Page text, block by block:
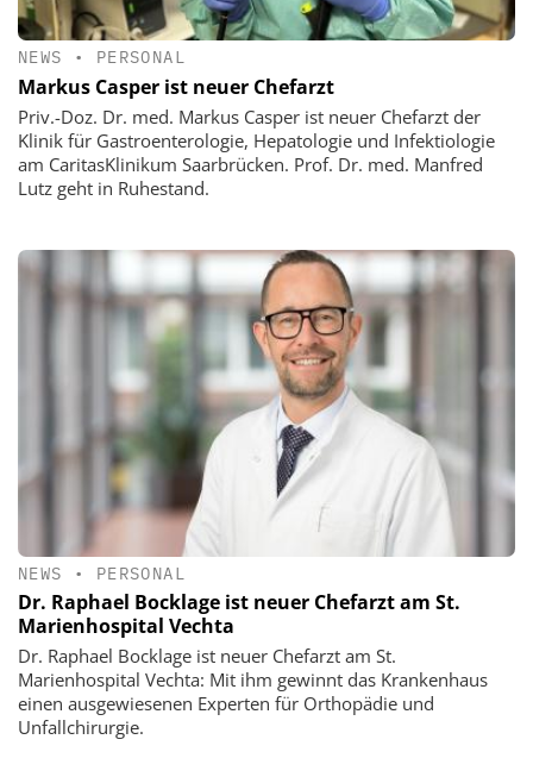
NEWS • PERSONAL
Markus Casper ist neuer Chefarzt
Priv.-Doz. Dr. med. Markus Casper ist neuer Chefarzt der
Klinik für Gastroenterologie, Hepatologie und Infektiologie
am CaritasKlinikum Saarbrücken. Prof. Dr. med. Manfred
Lutz geht in Ruhestand.
NEWS • PERSONAL
Dr. Raphael Bocklage ist neuer Chefarzt am St.
Marienhospital Vechta
Dr. Raphael Bocklage ist neuer Chefarzt am St.
Marienhospital Vechta: Mit ihm gewinnt das Krankenhaus
einen ausgewiesenen Experten für Orthopädie und
Unfallchirurgie.